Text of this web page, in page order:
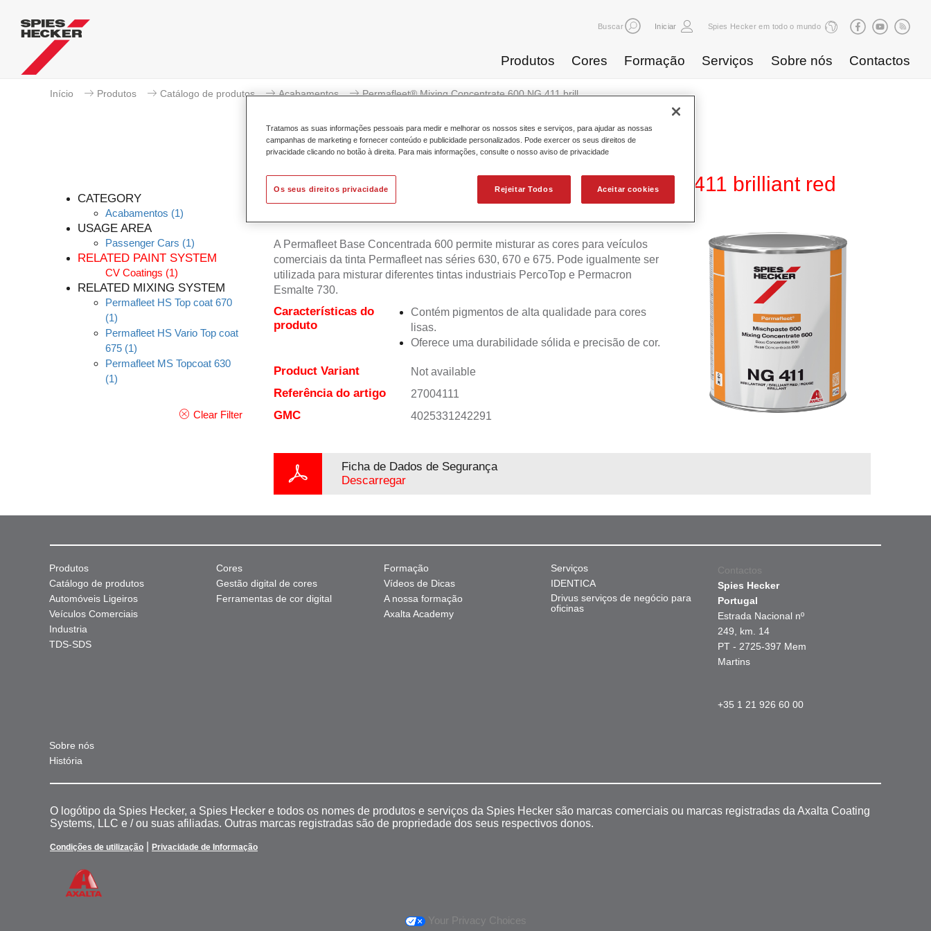
Buscar Iniciar Spies Hecker em todo o mundo
Produtos Cores Formação Serviços Sobre nós Contactos
Início Produtos Catálogo de produtos Acabamentos Permafleet® Mixing Concentrate 600 NG 411 brill...
CATEGORY
Acabamentos (1)
USAGE AREA
Passenger Cars (1)
RELATED PAINT SYSTEM
CV Coatings (1)
RELATED MIXING SYSTEM
Permafleet HS Top coat 670
(1)
Permafleet HS Vario Top coat
675 (1)
Permafleet MS Topcoat 630
(1)
Clear Filter
Permafleet® Mixing Concentrate 600 NG 411 brilliant red
A Permafleet Base Concentrada 600 permite misturar as cores para veículos
comerciais da tinta Permafleet nas séries 630, 670 e 675. Pode igualmente ser
utilizada para misturar diferentes tintas industriais PercoTop e Permacron
Esmalte 730.
Características do
produto
Contém pigmentos de alta qualidade para cores
lisas.
Oferece uma durabilidade sólida e precisão de cor.
Product Variant Not available
Referência do artigo 27004111
GMC 4025331242291
Ficha de Dados de Segurança
Descarregar
Produtos
Catálogo de produtos
Automóveis Ligeiros
Veículos Comerciais
Industria
TDS-SDS
Cores
Gestão digital de cores
Ferramentas de cor digital
Formação
Vídeos de Dicas
A nossa formação
Axalta Academy
Serviços
IDENTICA
Drivus serviços de negócio para
oficinas
Sobre nós
História
Contactos
Spies Hecker
Portugal
Estrada Nacional nº
249, km. 14
PT - 2725-397 Mem
Martins
+35 1 21 926 60 00
O logótipo da Spies Hecker, a Spies Hecker e todos os nomes de produtos e serviços da Spies Hecker são marcas comerciais ou marcas registradas da Axalta Coating
Systems, LLC e / ou suas afiliadas. Outras marcas registradas são de propriedade dos seus respectivos donos.
Condições de utilização Privacidade de Informação
Your Privacy Choices
Tratamos as suas informações pessoais para medir e melhorar os nossos sites e serviços, para ajudar as nossas
campanhas de marketing e fornecer conteúdo e publicidade personalizados. Pode exercer os seus direitos de
privacidade clicando no botão à direita. Para mais informações, consulte o nosso aviso de privacidade
Rejeitar Todos Aceitar cookies
Os seus direitos privacidade